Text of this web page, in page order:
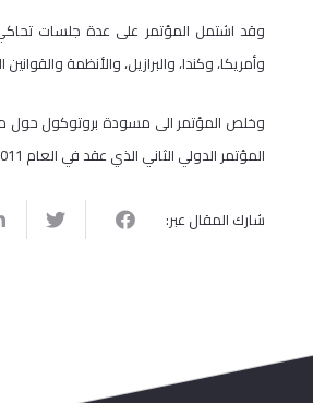
وقد اشتمل المؤتمر على عدة جلسات
وأمريكا، وكندا، والبرازيل، والأنظمة
وخلص المؤتمر الى مسودة بروتوكول حول
المؤتمر الدولي الثاني الذي عقد في العام 2011 في سنغافورة.
شارك المقال عبر: